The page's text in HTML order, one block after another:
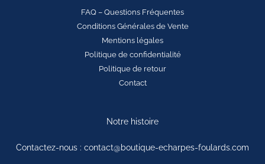
FAQ – Questions Fréquentes
Conditions Générales de Vente
Mentions légales
Politique de confidentialité
Politique de retour
Contact
Notre histoire
Contactez-nous : contact@boutique-echarpes-foulards.com